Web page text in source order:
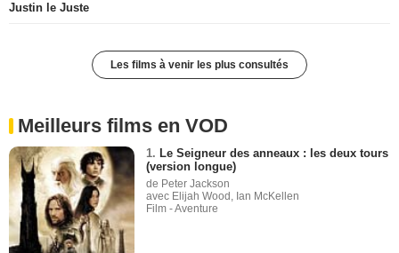
Justin le Juste
Les films à venir les plus consultés
Meilleurs films en VOD
1. Le Seigneur des anneaux : les deux tours
(version longue)
de Peter Jackson
avec Elijah Wood, Ian McKellen
Film - Aventure